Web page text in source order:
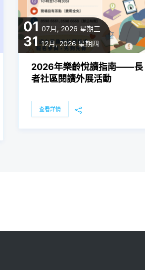
01 07月, 2026 星期三
31 12月, 2026 星期四
2026年樂齡悅讀指南——長
者社區閱讀外展活動
查看詳情